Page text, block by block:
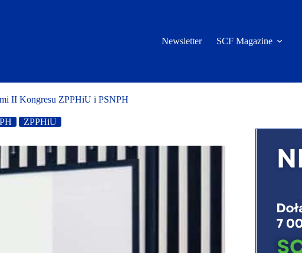
Newsletter SCF Magazine
II Kongresu ZPPHiU i PSNPH
ZPPHiU